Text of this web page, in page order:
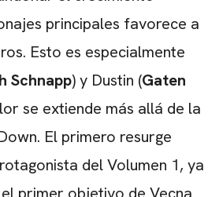
principales favorece a
Esto es especialmente
Schnapp) y Dustin (Gaten
se extiende más allá de la
El primero resurge
del Volumen 1, ya